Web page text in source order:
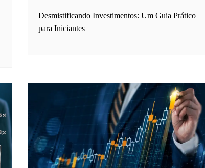
Desmistificando Investimentos: Um Guia Prático
para Iniciantes